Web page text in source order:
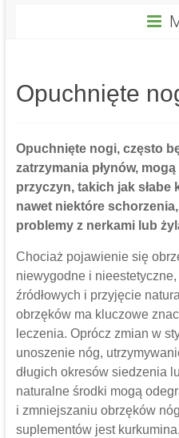
Opuchnięte
Opuchnięte nogi,często
zatrzymania płynów,
przyczyn, takich jak słabe
nawet niektóre
problemy z nerkami lub
Chociaż pojawienie się
niewygodne i
źródłowych i przyjęcie
obrzęków ma kluczowe
leczenia. Oprócz zmian w
unoszenie nóg,
długich okresów siedzenia
naturalne środki mogą
i zmniejszaniu obrzęków
suplementów jest